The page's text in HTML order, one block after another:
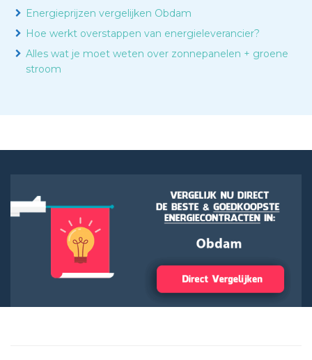
Energieprijzen vergelijken Obdam
Hoe werkt overstappen van energieleverancier?
Alles wat je moet weten over zonnepanelen + groene
stroom